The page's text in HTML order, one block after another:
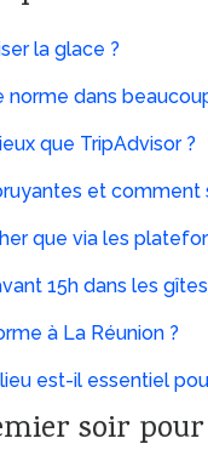
la glace ?
norme dans
que TripAdvisor ?
et comment
que via les
15h dans les
à La Réunion ?
est-il essentiel
soir